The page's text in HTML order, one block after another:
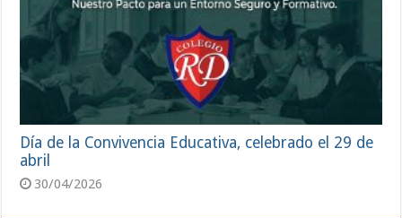
Día de la Convivencia Educativa, celebrado el 29 de
abril
30/04/2026